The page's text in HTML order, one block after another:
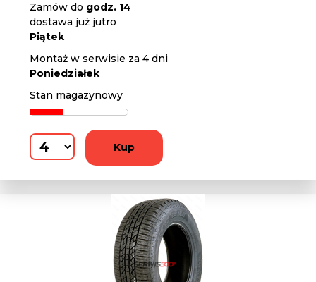
Zamów do godz. 14
dostawa już jutro
Piątek
Montaż w serwisie za 4 dni
Poniedziałek
Stan magazynowy
Kup